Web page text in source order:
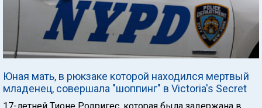
Юная мать, в рюкзаке которой находился мертвый
младенец, совершала "шоппинг" в Victoria's Secret